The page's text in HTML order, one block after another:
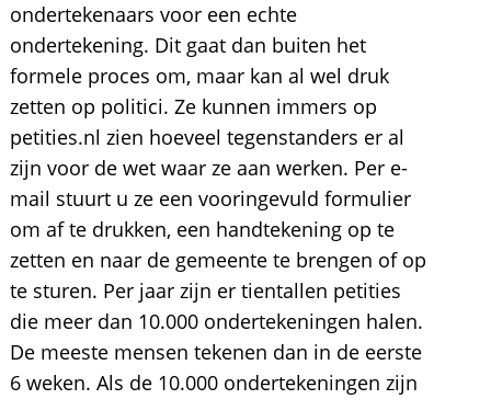
ondertekenaars voor een echte
ondertekening. Dit gaat dan buiten het
formele proces om, maar kan al wel druk
zetten op politici. Ze kunnen immers op
petities.nl zien hoeveel tegenstanders er al
zijn voor de wet waar ze aan werken. Per e-
mail stuurt u ze een vooringevuld formulier
om af te drukken, een handtekening op te
zetten en naar de gemeente te brengen of op
te sturen. Per jaar zijn er tientallen petities
die meer dan 10.000 ondertekeningen halen.
De meeste mensen tekenen dan in de eerste
6 weken. Als de 10.000 ondertekeningen zijn